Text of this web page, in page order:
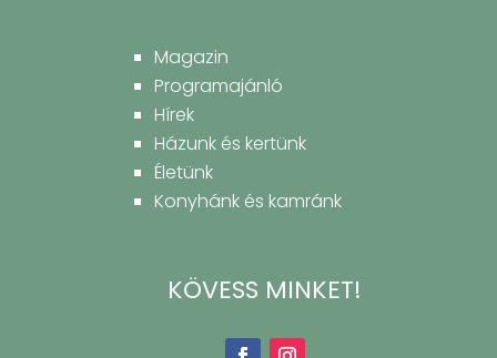
Magazin
Programajánló
Hírek
Házunk és kertünk
Életünk
Konyhánk és kamránk
KÖVESS MINKET!